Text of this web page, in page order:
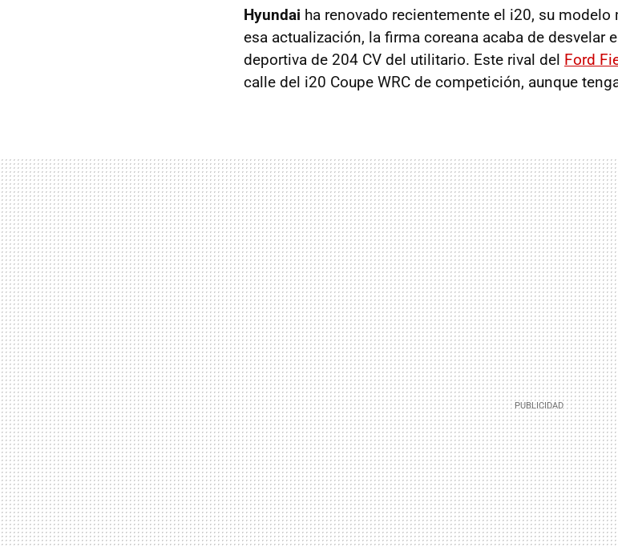
Hyundai ha renovado recientemente el i20, su modelo
esa actualización, la firma coreana acaba de desvelar
deportiva de 204 CV del utilitario. Este rival del Ford
calle del i20 Coupe WRC de competición, aunque